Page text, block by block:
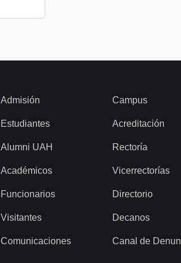
Admisión
Estudiantes
Alumni UAH
Académicos
Funcionarios
Visitantes
Comunicaciones
Campus
Acreditación
Rectoría
Vicerrectorías
Directorio
Decanos
Canal de